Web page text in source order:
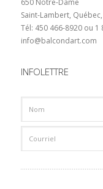
650 Notre-Dame
Saint-Lambert, Québec,
Tél: 450 466-8920 ou 1
info@balcondart.com
INFOLETTRE